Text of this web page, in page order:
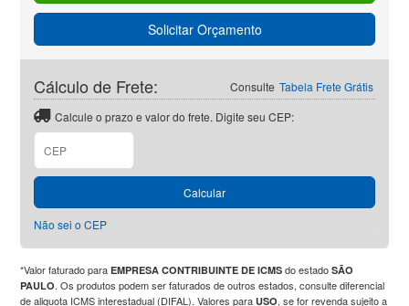
Solicitar Orçamento
Consulte Tabela Frete Grátis
Cálculo de Frete:
Calcule o prazo e valor do frete. Digite seu CEP:
CEP
Calcular
Não sei o CEP
*Valor faturado paraEMPRESA CONTRIBUINTE DE ICMS do estadoSÃO
PAULO. Os produtos podem ser faturados de outros estados, consulte diferencial
de aliquota ICMS interestadual (DIFAL). Valores paraUSO, se for revenda sujeito a